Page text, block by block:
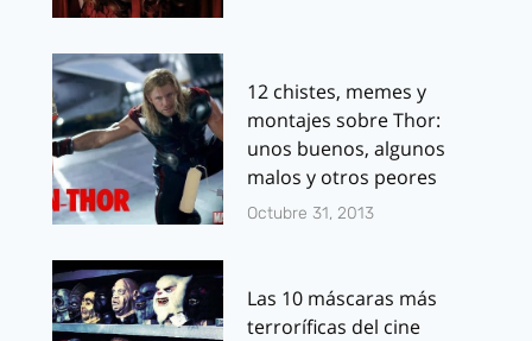
12 chistes, memes y
montajes sobre Thor:
unos buenos, algunos
malos y otros peores
Octubre 31, 2013
Las 10 máscaras más
terroríficas del cine